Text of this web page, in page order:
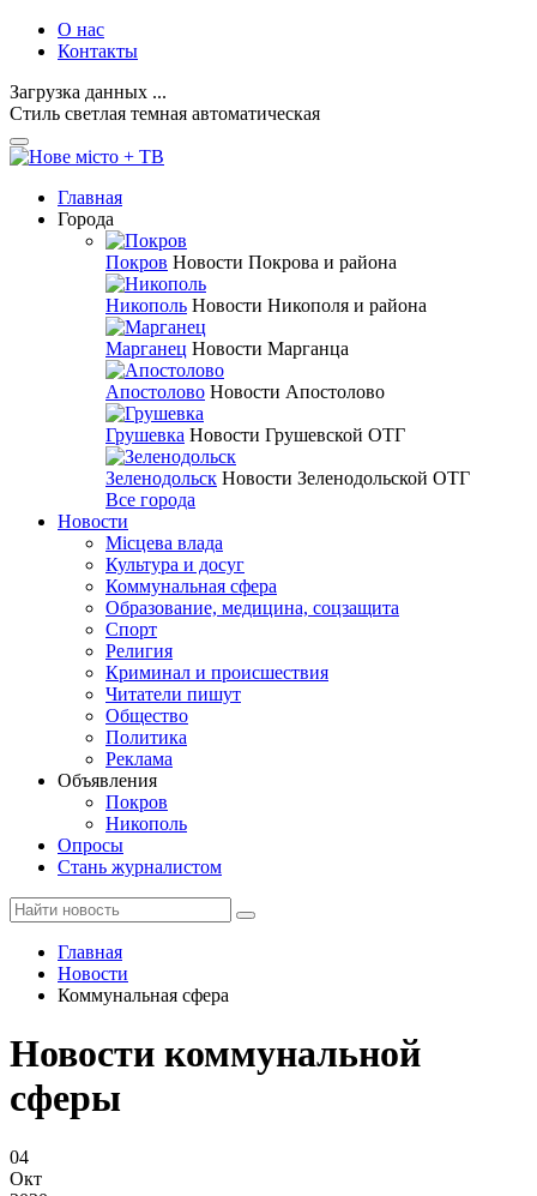
О нас
Контакты
Загрузка данных ...
Стиль светлая темная автоматическая
Главная
Города
Покров Новости Покрова и района
Никополь Новости Никополя и района
Марганец Новости Марганца
Апостолово Новости Апостолово
Грушевка Новости Грушевской ОТГ
Зеленодольск Новости Зеленодольской ОТГ
Все города
Новости
Місцева влада
Культура и досуг
Коммунальная сфера
Образование, медицина, соцзащита
Спорт
Религия
Криминал и происшествия
Читатели пишут
Общество
Политика
Реклама
Объявления
Покров
Никополь
Опросы
Стань журналистом
Главная
Новости
Коммунальная сфера
Новости коммунальной
сферы
04
Окт